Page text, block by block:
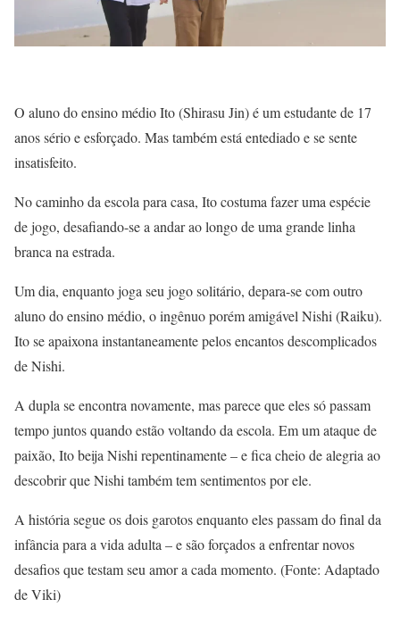
O aluno do ensino médio Ito (Shirasu Jin) é um estudante de 17
anos sério e esforçado. Mas também está entediado e se sente
insatisfeito.
No caminho da escola para casa, Ito costuma fazer uma espécie
de jogo, desafiando-se a andar ao longo de uma grande linha
branca na estrada.
Um dia, enquanto joga seu jogo solitário, depara-se com outro
aluno do ensino médio, o ingênuo porém amigável Nishi (Raiku).
Ito se apaixona instantaneamente pelos encantos descomplicados
de Nishi.
A dupla se encontra novamente, mas parece que eles só passam
tempo juntos quando estão voltando da escola. Em um ataque de
paixão, Ito beija Nishi repentinamente – e fica cheio de alegria ao
descobrir que Nishi também tem sentimentos por ele.
A história segue os dois garotos enquanto eles passam do final da
infância para a vida adulta – e são forçados a enfrentar novos
desafios que testam seu amor a cada momento. (Fonte: Adaptado
de Viki)